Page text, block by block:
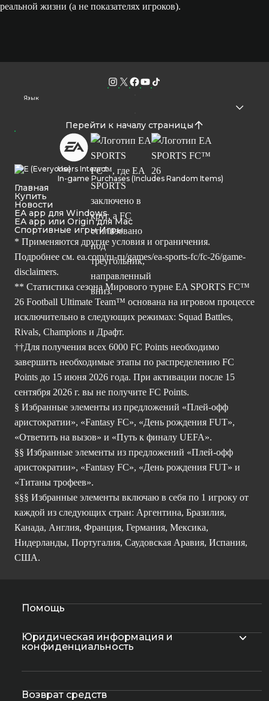
реальной жизни (а не показателях игроков).
Язык
Перейти к началу страницы
Users Interact
In-game Purchases (Includes Random Items)
Главная
Купить
Новости
EA app для Windows
EA app или Origin для Mac
Спортивные игры Игры
* Применяются другие условия и ограничения.
Подробнее см. ea.com/ru-ru/games/ea-sports-fc/fc-26/game-
disclaimers.
** Статистика сезона Мирового турне EA SPORTS FC™
26 Football Ultimate Team™ основана на игровом процессе
исключительно в следующих режимах: Squad Battles,
Rivals, Champions и Драфт.
††Для получения всех 6000 FC Points необходимо
завершить необходимые этапы по распределению FC
Points до 15 июня 2026 года. При активации после 15
сентября 2026 г. вы не получите FC Points.
§ Избранные элементы из предложений «Плей-офф
аристократии», «Fantasy FC», «День рождения FUT»,
«Ответить на вызов» и «Путь к финалу UEFA».
§§ Избранные элементы из предложений «Плей-офф
аристократии», «Fantasy FC», «День рождения FUT» и
«Титаны трофеев».
§§§ Избранные элементы включаю в себя по 1 игроку от
каждой из следующих стран: Аргентина, Бразилия,
Канада, Англия, Франция, Германия, Мексика,
Нидерланды, Португалия, Саудовская Аравия, Испания,
США.
Помощь
Юридическая информация и
конфиденциальность
Возврат средств